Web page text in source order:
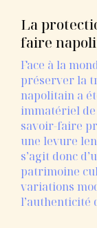
La
faire
Face à la
préserver la
napolitain a
immatériel de
savoir-faire
une levure
s’agit donc
patrimoine
variations
l’authenticité